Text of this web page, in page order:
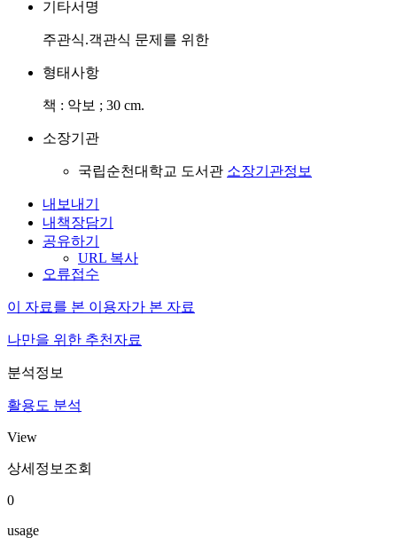
기타서명
주관식.객관식 문제를 위한
형태사항
책 : 악보 ; 30 cm.
소장기관
국립순천대학교 도서관 소장기관정보
내보내기
내책장담기
공유하기
URL 복사
오류접수
이 자료를 본 이용자가 본 자료
나만을 위한 추천자료
분석정보
활용도 분석
View
상세정보조회
0
usage